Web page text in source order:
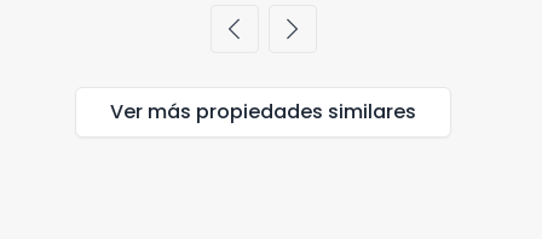
chevron_left chevron_right
Ver más propiedades similares